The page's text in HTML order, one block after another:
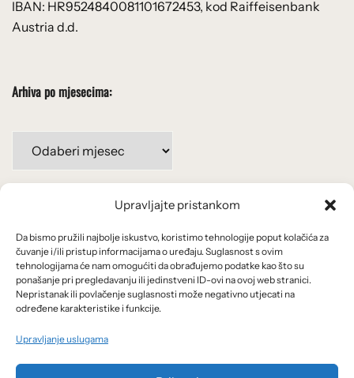
Upravljajte pristankom
Da bismo pružili najbolje iskustvo, koristimo tehnologije poput kolačića za
čuvanje i/ili pristup informacijama o uređaju. Suglasnost s ovim
tehnologijama će nam omogućiti da obrađujemo podatke kao što su
ponašanje pri pregledavanju ili jedinstveni ID-ovi na ovoj web stranici.
Nepristanak ili povlačenje suglasnosti može negativno utjecati na
određene karakteristike i funkcije.
Upravljanje uslugama
IBAN: HR9524840081101672453, kod Raiffeisenbank
Austria d.d.
Arhiva po mjesecima:
mjesecima:
Uvjeti korištenja
Politika privatnosti
Kolačići